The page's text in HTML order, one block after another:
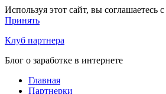
Используя этот сайт, вы соглашаетесь с
Принять
Клуб партнера
Блог о заработке в интернете
Главная
Партнерки